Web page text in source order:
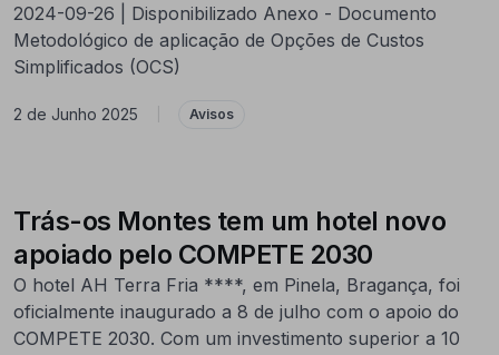
2024-09-26 | Disponibilizado Anexo - Documento
Metodológico de aplicação de Opções de Custos
Simplificados (OCS)
2 de Junho 2025 Avisos
Trás-os Montes tem um hotel novo
apoiado pelo COMPETE 2030
O hotel AH Terra Fria ****, em Pinela, Bragança, foi
oficialmente inaugurado a 8 de julho com o apoio do
COMPETE 2030. Com um investimento superior a 10